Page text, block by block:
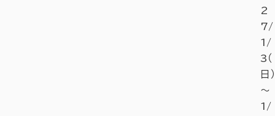
2
7/
1/
3（
日）
～
1/